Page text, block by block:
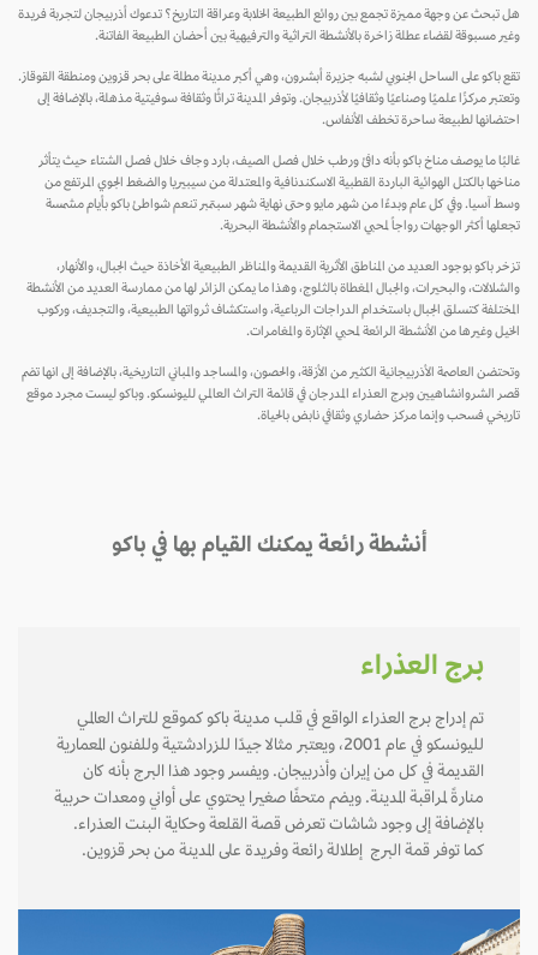
هل تبحث عن وجهة مميزة تجمع بين روائع الطبيعة الخلابة وعراقة التاريخ؟ تدعوك أذربيجان لتجربة فريدة
وغير مسبوقة لقضاء عطلة زاخرة بالأنشطة التراثية والترفيهية بين أحضان الطبيعة الفاتنة.
تقع باكو على الساحل الجنوبي لشبه جزيرة أبشرون، وهي أكبر مدينة مطلة على بحر قزوين ومنطقة القوقاز.
وتعتبر مركزًا علميًا وصناعيًا وثقافيًا لأذربيجان. وتوفر المدينة تراثًا وثقافة سوفيتية مذهلة، بالإضافة إلى
احتضانها لطبيعة ساحرة تخطف الأنفاس.
غالبًا ما يوصف مناخ باكو بأنه دافئ ورطب خلال فصل الصيف، بارد وجاف خلال فصل الشتاء حيث يتأثر
مناخها بالكتل الهوائية الباردة القطبية الاسكندنافية والمعتدلة من سيبيريا والضغط الجوي المرتفع من
وسط آسيا. وفي كل عام وبدءًا من شهر مايو وحتى نهاية شهر سبتمبر تنعم شواطئ باكو بأيام مشمسة
تجعلها أكثر الوجهات رواجاً لمحبي الاستجمام والأنشطة البحرية.
تزخر باكو بوجود العديد من المناطق الأثرية القديمة والمناظر الطبيعية الأخاذة حيث الجبال، والأنهار،
والشلالات، والبحيرات، والجبال المغطاة بالثلوج، وهذا ما يمكن الزائر لها من ممارسة العديد من الأنشطة
المختلفة كتسلق الجبال باستخدام الدراجات الرباعية، واستكشاف ثرواتها الطبيعية، والتجديف، وركوب
الخيل وغيرها من الأنشطة الرائعة لمحبي الإثارة والمغامرات.
وتحتضن العاصمة الأذربيجانية الكثير من الأزقة، والحصون، والمساجد والمباني التاريخية، بالإضافة إلى انها تضم
قصر الشروانشاهيين وبرج العذراء المدرجان في قائمة التراث العالمي لليونسكو. وباكو ليست مجرد موقع
تاريخي فسحب وإنما مركز حضاري وثقافي نابض بالحياة.
أنشطة رائعة يمكنك القيام بها في باكو
برج العذراء
تم إدراج برج العذراء الواقع في قلب مدينة باكو كموقع للتراث العالمي
لليونسكو في عام 2001، ويعتبر مثالا جيدًا للزرادشتية وللفنون المعمارية
القديمة في كل من إيران وأذربيجان. ويفسر وجود هذا البرج بأنه كان
منارةً لمراقبة المدينة. ويضم متحفًا صغيرا يحتوي على أواني ومعدات حربية
بالإضافة إلى وجود شاشات تعرض قصة القلعة وحكاية البنت العذراء.
كما توفر قمة البرج إطلالة رائعة وفريدة على المدينة من بحر قزوين.